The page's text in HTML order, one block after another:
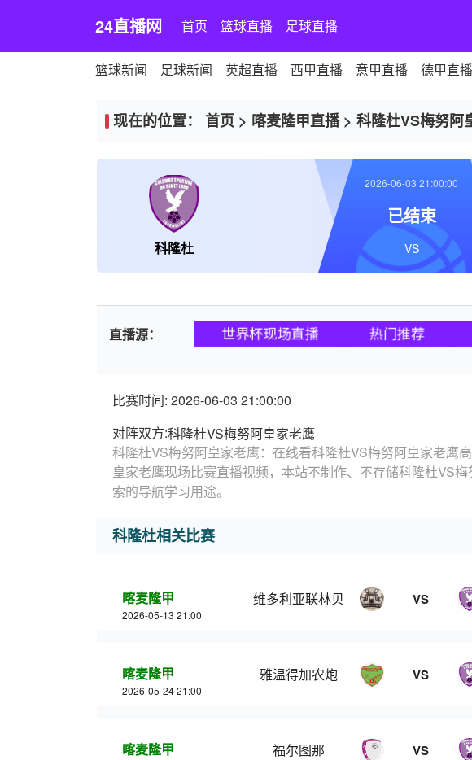
24直播网 首页 篮球直播 足球直播
篮球新闻 足球新闻 英超直播 西甲直播 意甲直播 德甲直播
现在的位置： 首页 > 喀麦隆甲直播> 科隆杜VS梅努阿
科隆杜
2026-06-03 21:00:00
已结束
VS
直播源： 世界杯现场直播 热门推荐
比赛时间: 2026-06-03 21:00:00
对阵双方:科隆杜VS梅努阿皇家老鹰
科隆杜VS梅努阿皇家老鹰：在线看科隆杜VS梅努阿皇家老鹰
皇家老鹰现场比赛直播视频，本站不制作、不存储科隆杜VS
索的导航学习用途。
科隆杜相关比赛
喀麦隆甲
2026-05-13 21:00
维多利亚联林贝 VS
喀麦隆甲
2026-05-24 21:00
雅温得加农炮 VS
喀麦隆甲 福尔图那 VS